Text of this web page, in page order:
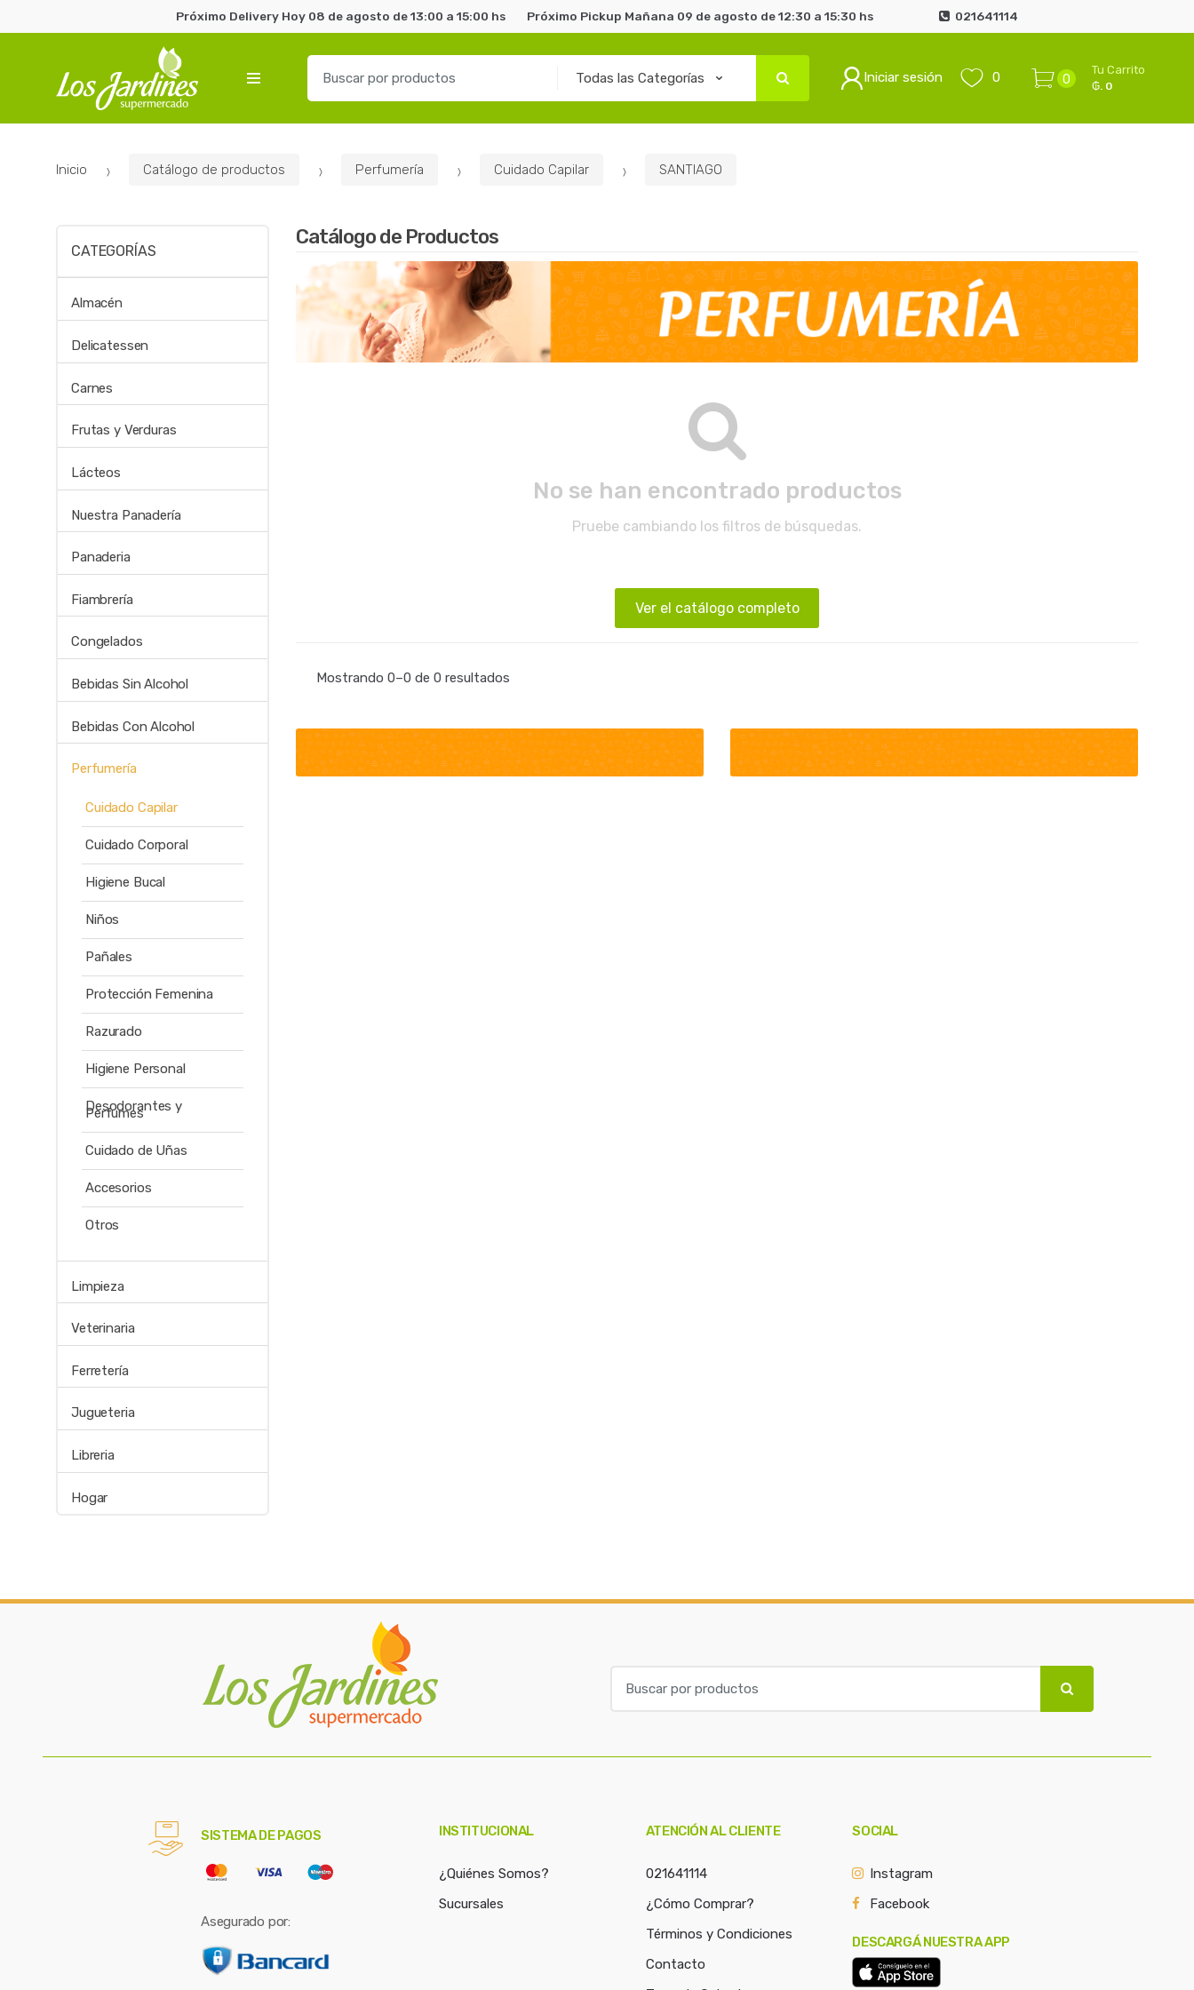
Próximo Delivery Hoy 08 de agosto de 13:00 a 15:00 hs Próximo Pickup Mañana 09 de agosto de 12:30 a 15:30 hs 021641114
r
Iniciar sesión 0 0
Tu Carrito
₲. 0
Inicio Catálogo de productos Perfumería Cuidado Capilar SANTIAGO
Catálogo de Productos
No se han encontrado productos
Pruebe cambiando los filtros de búsquedas.
Ver el catálogo completo
Mostrando 0–0 de 0 resultados
CATEGORÍAS
Almacén
Delicatessen
Carnes
Frutas y Verduras
Lácteos
Nuestra Panadería
Panaderia
Fiambrería
Congelados
Bebidas Sin Alcohol
Bebidas Con Alcohol
Perfumería
Cuidado Capilar
Cuidado Corporal
Higiene Bucal
Niños
Pañales
Protección Femenina
Razurado
Higiene Personal
Desodorantes y
Perfumes
Cuidado de Uñas
Accesorios
Otros
Limpieza
Veterinaria
Ferretería
Jugueteria
Libreria
Hogar
a
SISTEMA DE PAGOS
Asegurado por:
INSTITUCIONAL
¿Quiénes Somos?
Sucursales
ATENCIÓN AL CLIENTE
021641114
¿Cómo Comprar?
Términos y Condiciones
Contacto
SOCIAL
Instagram
Facebook
DESCARGÁ NUESTRA APP